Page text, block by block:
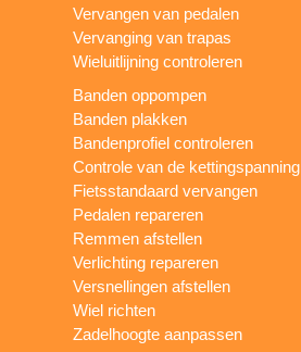
Vervangen van pedalen
Vervanging van trapas
Wieluitlijning controleren
Banden oppompen
Banden plakken
Bandenprofiel controleren
Controle van de kettingspanning
Fietsstandaard vervangen
Pedalen repareren
Remmen afstellen
Verlichting repareren
Versnellingen afstellen
Wiel richten
Zadelhoogte aanpassen